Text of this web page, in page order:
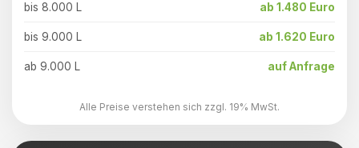
bis 8.000 L ab 1.480 Euro
bis 9.000 L ab 1.620 Euro
ab 9.000 L auf Anfrage
Alle Preise verstehen sich zzgl. 19% MwSt.